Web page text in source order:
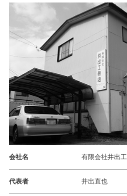
会社名 有限会社井出
代表者 井出直也